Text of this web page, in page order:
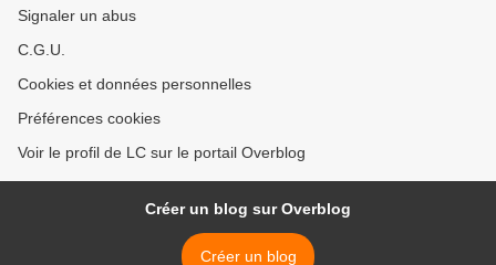
Signaler un abus
C.G.U.
Cookies et données personnelles
Préférences cookies
Voir le profil de LC sur le portail Overblog
Créer un blog sur Overblog
Créer un blog